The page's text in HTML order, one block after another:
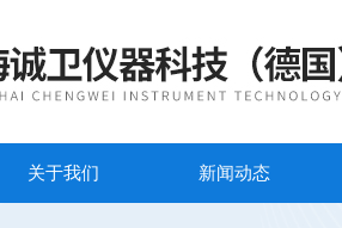
关于我们 新闻动态